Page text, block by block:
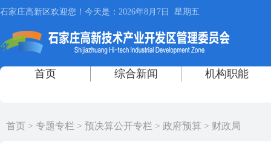
首页 > 专题专栏 > 预决算公开专栏 > 政府预算 > 财政局